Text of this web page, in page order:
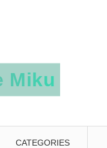
CATEGORIES